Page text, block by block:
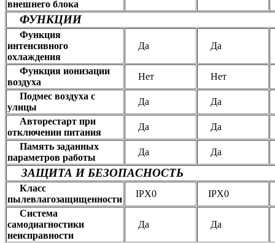
внешнего блока
ФУНКЦИИ
Функция
интенсивного
охлаждения
Да Да
Функция ионизации
воздуха
Нет Нет
Подмес воздуха с
улицы
Да Да
Авторестарт при
отключении питания
Да Да
Память заданных
параметров работы
Да Да
ЗАЩИТА И БЕЗОПАСНОСТЬ
Класс
пылевлагозащищенности
IPX0 IPX0
Система
самодиагностики
неисправности
Да Да